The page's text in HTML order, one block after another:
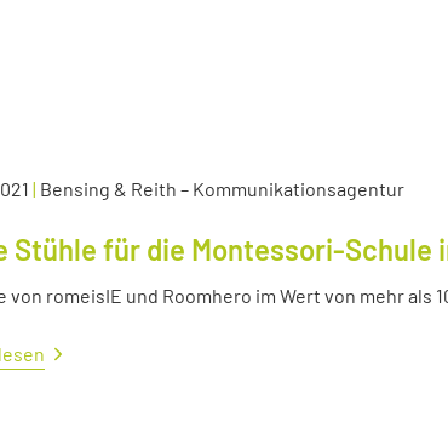
| Bensing & Reith – Kommunikationsagentur
Stühle für die Montessori-Schule
von romeisIE und Roomhero im Wert von mehr als